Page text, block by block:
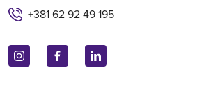
+381 62 92 49 195